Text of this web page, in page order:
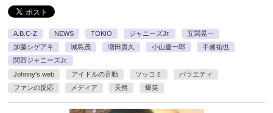
A.B.C-Z NEWS TOKIO ジャニーズJr.
五関晃一
加藤シゲアキ
城島茂 増田貴久 小山慶一郎
手越祐也
関西ジャニーズJr.
Johnny's web
アイドルの言動 ツッコミ
バラエティ
ファンの反応
メディア 天然 爆笑